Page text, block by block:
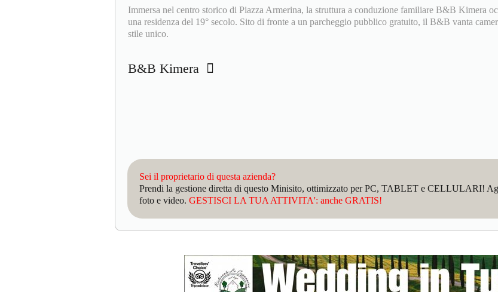
Immersa nel centro storico di Piazza Armerina, la struttura a conduzione familiare B&B Kimera
una residenza del 19° secolo. Sito di fronte a un parcheggio pubblico gratuito, il B&B vanta
stile unico.
B&B Kimera
Sei il proprietario di questa azienda?
Prendi la gestione diretta di questo Minisito, ottimizzato per PC, TABLET e CELLULARI!
foto e video. GESTISCI LA TUA ATTIVITA': anche GRATIS!